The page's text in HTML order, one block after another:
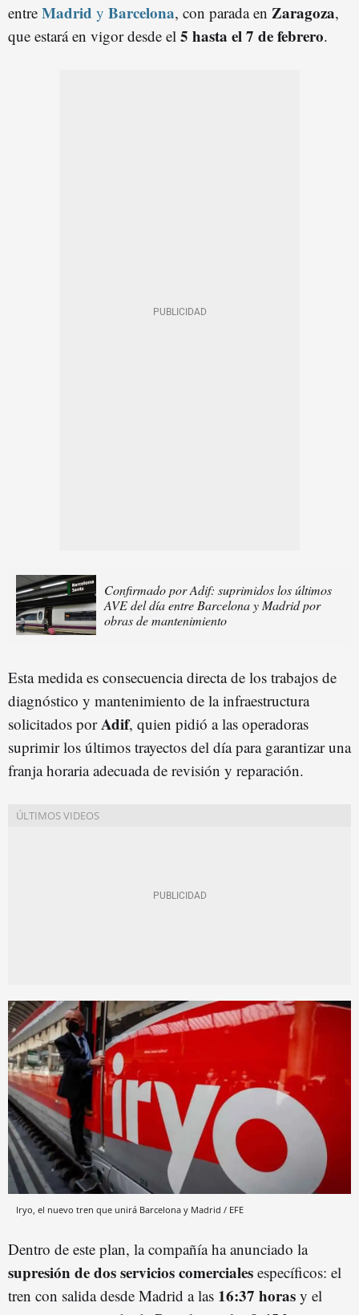
entre Madrid y Barcelona, con parada en Zaragoza,
que estará en vigor desde el 5 hasta el 7 de febrero.
Confirmado por Adif: suprimidos los últimos
AVE del día entre Barcelona y Madrid por
obras de mantenimiento
Esta medida es consecuencia directa de los trabajos de
diagnóstico y mantenimiento de la infraestructura
solicitados porAdif, quien pidió a las operadoras
suprimir los últimos trayectos del día para garantizar una
franja horaria adecuada de revisión y reparación.
Iryo, el nuevo tren que unirá Barcelona y Madrid / EFE
Dentro de este plan, la compañía ha anunciado la
supresión de dos servicios comerciales específicos: el
tren con salida desde Madrid a las 16:37 horas y el